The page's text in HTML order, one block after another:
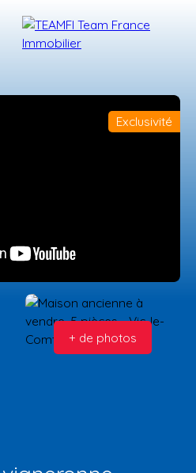
VOTRE BIEN
Exclusivité
+ de photos